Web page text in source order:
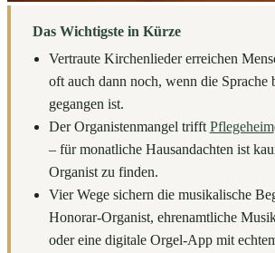
Das Wichtigste in Kürze
Vertraute Kirchenlieder erreichen
oft auch dann noch, wenn die Sprache
gegangen ist.
Der Organistenmangel trifft Pflegeheim
– für monatliche Hausandachten ist
Organist zu finden.
Vier Wege sichern die musikalische
Honorar-Organist, ehrenamtliche
oder eine digitale Orgel-App mit